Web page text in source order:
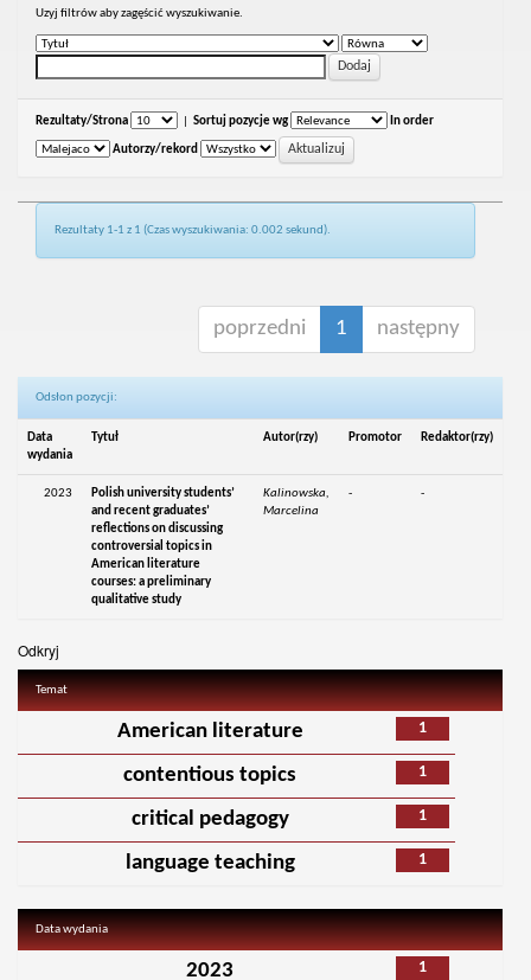
Uzyj filtrów aby zagęścić wyszukiwanie.
Rezultaty/Strona Sortuj pozycje wg In order
Autorzy/rekord
Rezultaty 1-1 z 1 (Czas wyszukiwania: 0.002 sekund).
poprzedni 1 następny
Odsłon pozycji:
Data
wydania
Tytuł Autor(rzy) Promotor Redaktor(rzy)
2023
Polish university students’
and recent graduates’
reflections on discussing
controversial topics in
American literature
courses: a preliminary
qualitative study
Kalinowska,
Marcelina
- -
Odkryj
Temat
1
American literature
1
contentious topics
1
critical pedagogy
1
language teaching
Data wydania
1
2023